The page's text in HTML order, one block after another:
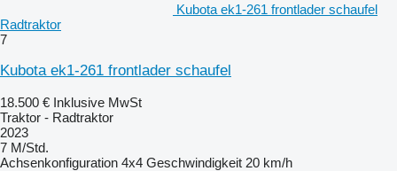
Kubota ek1-261 frontlader schaufel
Radtraktor
7
Kubota ek1-261 frontlader schaufel
18.500 € Inklusive MwSt
Traktor - Radtraktor
2023
7 M/Std.
Achsenkonfiguration 4x4 Geschwindigkeit 20 km/h